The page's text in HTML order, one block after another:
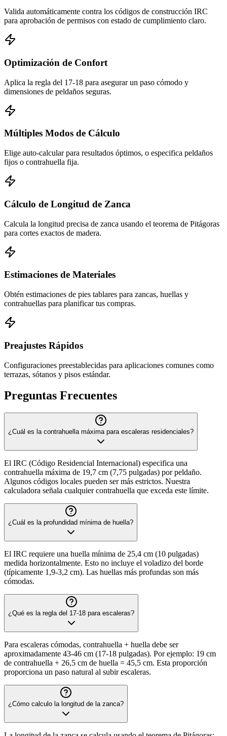
Valida automáticamente contra los códigos de construcción IRC
para aprobación de permisos con estado de cumplimiento claro.
Optimización de Confort
Aplica la regla del 17-18 para asegurar un paso cómodo y
dimensiones de peldaños seguras.
Múltiples Modos de Cálculo
Elige auto-calcular para resultados óptimos, o especifica peldaños
fijos o contrahuella fija.
Cálculo de Longitud de Zanca
Calcula la longitud precisa de zanca usando el teorema de Pitágoras
para cortes exactos de madera.
Estimaciones de Materiales
Obtén estimaciones de pies tablares para zancas, huellas y
contrahuellas para planificar tus compras.
Preajustes Rápidos
Configuraciones preestablecidas para aplicaciones comunes como
terrazas, sótanos y pisos estándar.
Preguntas Frecuentes
¿Cuál es la contrahuella máxima para escaleras residenciales?
El IRC (Código Residencial Internacional) especifica una
contrahuella máxima de 19,7 cm (7,75 pulgadas) por peldaño.
Algunos códigos locales pueden ser más estrictos. Nuestra
calculadora señala cualquier contrahuella que exceda este límite.
¿Cuál es la profundidad mínima de huella?
El IRC requiere una huella mínima de 25,4 cm (10 pulgadas)
medida horizontalmente. Esto no incluye el voladizo del borde
(típicamente 1,9-3,2 cm). Las huellas más profundas son más
cómodas.
¿Qué es la regla del 17-18 para escaleras?
Para escaleras cómodas, contrahuella + huella debe ser
aproximadamente 43-46 cm (17-18 pulgadas). Por ejemplo: 19 cm
de contrahuella + 26,5 cm de huella = 45,5 cm. Esta proporción
proporciona un paso natural al subir escaleras.
¿Cómo calculo la longitud de la zanca?